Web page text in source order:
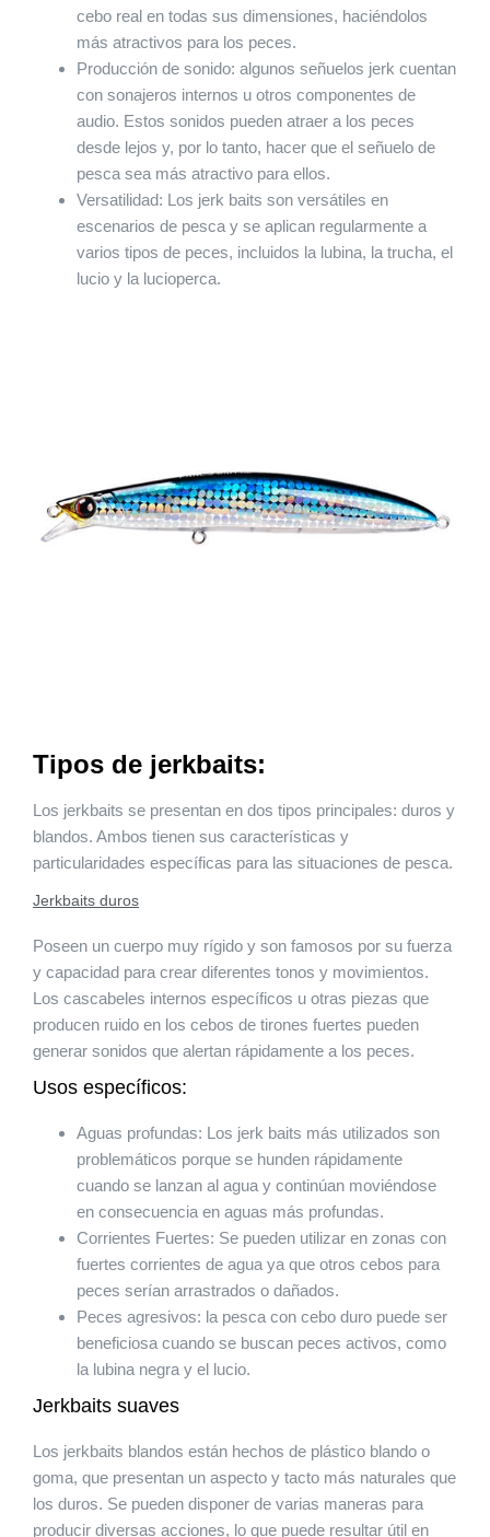
cebo real en todas sus dimensiones, haciéndolos
más atractivos para los peces.
Producción de sonido: algunos señuelos jerk cuentan
con sonajeros internos u otros componentes de
audio. Estos sonidos pueden atraer a los peces
desde lejos y, por lo tanto, hacer que el señuelo de
pesca sea más atractivo para ellos.
Versatilidad: Los jerk baits son versátiles en
escenarios de pesca y se aplican regularmente a
varios tipos de peces, incluidos la lubina, la trucha, el
lucio y la lucioperca.
Tipos de jerkbaits:
Los jerkbaits se presentan en dos tipos principales: duros y
blandos. Ambos tienen sus características y
particularidades específicas para las situaciones de pesca.
Jerkbaits duros
Poseen un cuerpo muy rígido y son famosos por su fuerza
y capacidad para crear diferentes tonos y movimientos.
Los cascabeles internos específicos u otras piezas que
producen ruido en los cebos de tirones fuertes pueden
generar sonidos que alertan rápidamente a los peces.
Usos específicos:
Aguas profundas: Los jerk baits más utilizados son
problemáticos porque se hunden rápidamente
cuando se lanzan al agua y continúan moviéndose
en consecuencia en aguas más profundas.
Corrientes Fuertes: Se pueden utilizar en zonas con
fuertes corrientes de agua ya que otros cebos para
peces serían arrastrados o dañados.
Peces agresivos: la pesca con cebo duro puede ser
beneficiosa cuando se buscan peces activos, como
la lubina negra y el lucio.
Jerkbaits suaves
Los jerkbaits blandos están hechos de plástico blando o
goma, que presentan un aspecto y tacto más naturales que
los duros. Se pueden disponer de varias maneras para
producir diversas acciones, lo que puede resultar útil en